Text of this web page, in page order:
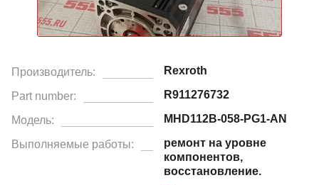
Производитель: Rexroth
Part number: R911276732
Модель: MHD112B-058-PG1-AN
Выполняемые работы:
ремонт на уровне
компонентов,
восстановление.